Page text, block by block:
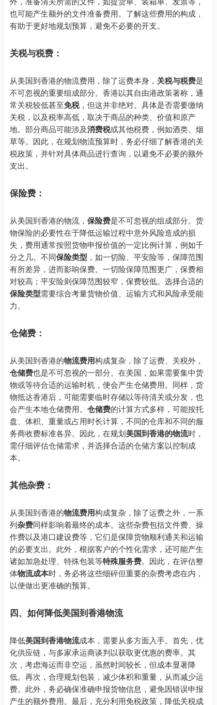
也可能产生额外的文件准备费用。了解这些费用的构成，
有助于更好地规划预算，避免不必要的开支。
关税与税费：
从美国到香港的物流费用，除了运费本身， 关税与税费是
不可忽视的重要组成部分。香港以其自由港政策著称，通
常关税较低甚至免税，但这并非绝对。具体是否需要缴纳
关税，以及税率高低，取决于商品的种类、价值和原产
地。部分商品可能涉及消费税或其他税费，例如酒类、烟
草等。因此，在规划物流预算时，务必仔细了解香港的关
税政策，并针对具体商品进行查询，以避免不必要的额外
支出。
保险费：
从美国到香港的物流， 保险费是不可忽视的组成部分。货
物保险的必要性在于降低运输过程中意外风险造成的损
失，费用通常按照货物申报价值的一定比例计算，例如千
分之几。不同保险类型 ，如一切险、平安险等，保障范围
有所差异，进而影响保费。一切险保障范围更广，保费相
对较高；平安险则保障范围较窄，保费较低。选择合适的
保险类型需要综合考量货物价值、运输方式和风险承受能
力。
仓储费：
从美国到香港的物流费用构成复杂，除了运费、关税外，
仓储费也是不可忽视的一部分。在美国，如果需要集中货
物或等待合适的运输时机，便会产生仓储费用。同样，货
物抵达香港后，可能需要临时存储以等待清关或分发，也
会产生本地仓储费用。 仓储费的计算方式多样，可能按托
盘、体积、重量或占用时长计算，不同的仓库和不同的服
务商收费标准各异。因此，在规划美国到香港的物流时，
需仔细评估仓储需求，并选择合适的仓储方案以控制成
本。
其他杂费：
从美国到香港的物流费用构成复杂，除了运费之外，一系
列杂费同样影响着最终的成本。这些杂费包括文件费、操
作费以及港口建设费等，它们是保障货物顺利通关和运输
的必要支出。此外，根据客户的个性化需求，还可能产生
诸如加急处理、特殊包装等特殊服务费。因此，在评估整
体物流成本时，务必将这些细碎但重要的杂费考虑在内，
以便做出更准确的预算。
四、如何降低美国到香港物流
降低美国到香港物流成本，需要从多方面入手。首先，优
化供应链，与多家承运商谈判以获取更优惠的费率。其
次，考虑海运而非空运，虽然时间较长，但成本显著降
低。再次，合理规划包装，减少体积和重量，从而减少运
费。此外，务必确保准确申报货物信息，避免因错误申报
产生的额外费用。最后，充分利用免税政策，降低关税成